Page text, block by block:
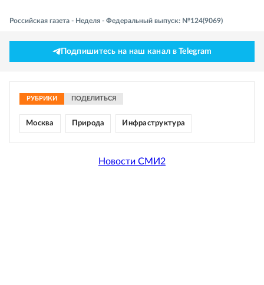
Российская газета - Неделя - Федеральный выпуск: №124(9069)
Подпишитесь на наш канал в Telegram
РУБРИКИ ПОДЕЛИТЬСЯ
Москва Природа Инфраструктура
Новости СМИ2